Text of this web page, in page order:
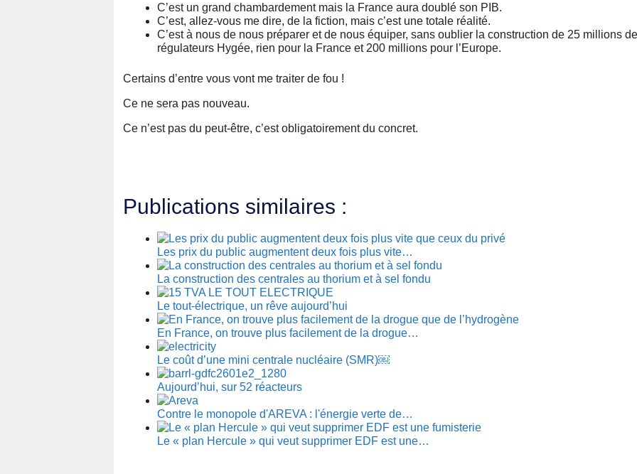
C’est un grand chambardement mais la France aura doublé son PIB.
C’est, allez-vous me dire, de la fiction, mais c’est une totale réalité.
C’est à nous de nous préparer et de nous équiper, sans oublier la construction de 25 millions de
régulateurs Hygée, rien pour la France et 200 millions pour l’Europe.
Certains d’entre vous vont me traiter de fou !
Ce ne sera pas nouveau.
Ce n’est pas du peut-être, c’est obligatoirement du concret.
Publications similaires :
Les prix du public augmentent deux fois plus vite…
La construction des centrales au thorium et à sel fondu
Le tout-électrique, un rêve aujourd’hui
En France, on trouve plus facilement de la drogue…
Le coût d’une mini centrale nucléaire (SMR)￼
Aujourd’hui, sur 52 réacteurs
Contre le monopole d'AREVA : l'énergie verte de…
Le « plan Hercule » qui veut supprimer EDF est une…